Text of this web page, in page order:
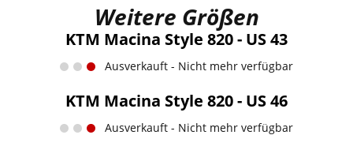
Weitere Größen
KTM Macina Style 820 - US 43
Ausverkauft - Nicht mehr verfügbar
KTM Macina Style 820 - US 46
Ausverkauft - Nicht mehr verfügbar